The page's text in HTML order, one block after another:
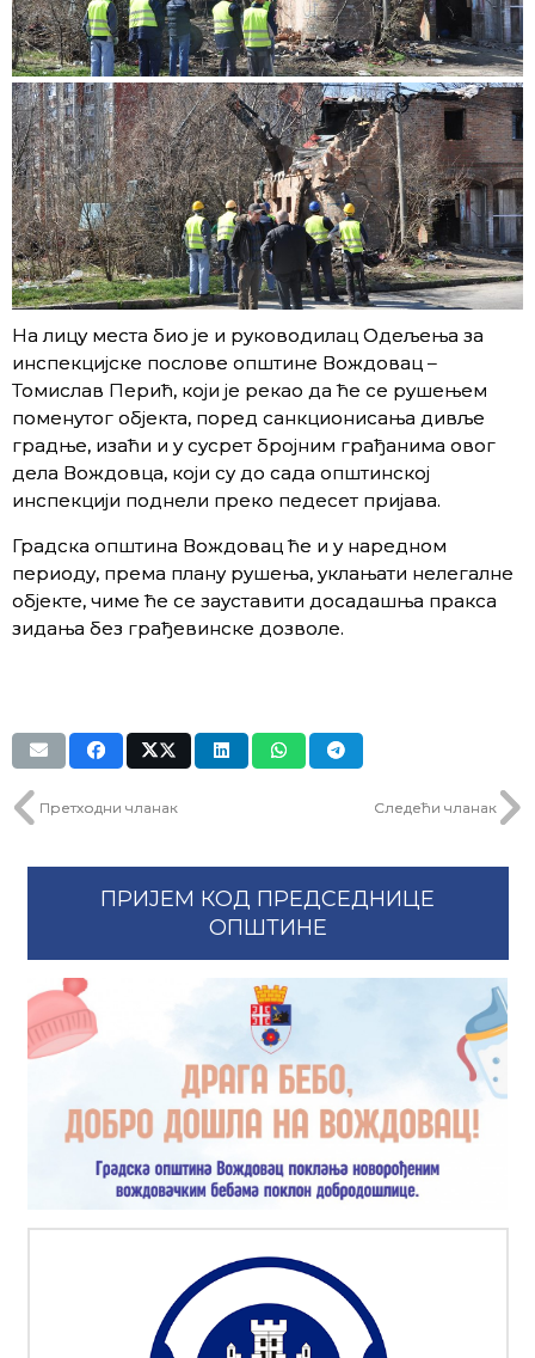
На лицу места био је и руководилац Одељења за
инспекцијске послове општине Вождовац –
Томислав Перић, који је рекао да ће се рушењем
поменутог објекта, поред санкционисања дивље
градње, изаћи и у сусрет бројним грађанима овог
дела Вождовца, који су до сада општинској
инспекцији поднeли преко педесет пријава.
Градска општина Вождовац ће и у наредном
периоду, према плану рушења, уклањати нелегалне
објекте, чиме ће се зауставити досадашња пракса
зидања без грађевинске дозволе.
Претходни чланак Следећи чланак
ПРИЈЕМ КОД ПРЕДСЕДНИЦЕ
ОПШТИНЕ